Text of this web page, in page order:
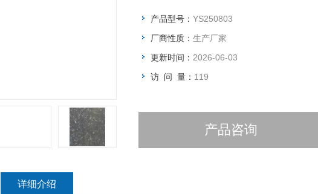
产品型号： YS250803
厂商性质： 生产厂家
更新时间： 2026-06-03
访 问 量： 119
产品咨询
详细介绍